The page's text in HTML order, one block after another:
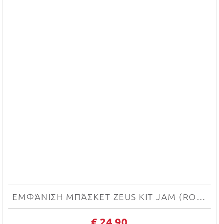
ΕΜΦΆΝΙΣΗ ΜΠΆΣΚΕΤ ZEUS KIT JAM (ROSSO/BIANCO)